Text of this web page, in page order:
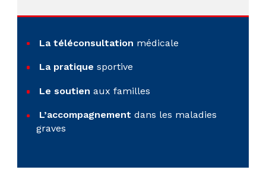
La téléconsultation médicale
La pratique sportive
Le soutien aux familles
L’accompagnement dans les maladies
graves